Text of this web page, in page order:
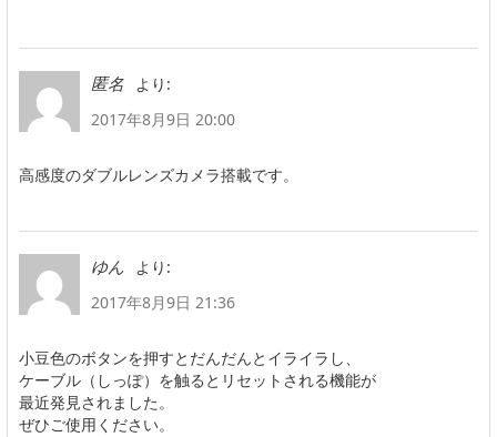
匿名
より:
2017年8月9日 20:00
高感度のダブルレンズカメラ搭載です。
ゆん
より:
2017年8月9日 21:36
小豆色のボタンを押すとだんだんとイライラし、
ケーブル（しっぽ）を触るとリセットされる機能が
最近発見されました。
ぜひご使用ください。